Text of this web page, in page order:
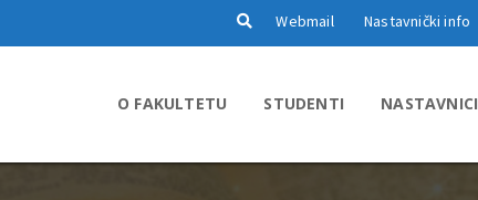
Webmail Nastavnički info
O FAKULTETU STUDENTI NASTAVNICI